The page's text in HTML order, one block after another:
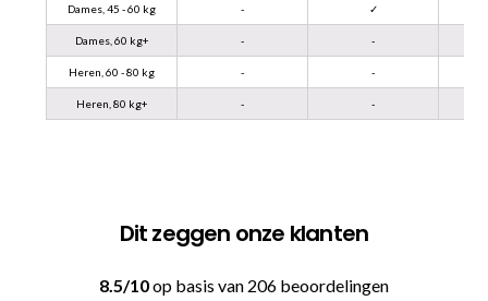
Dames, 45 - 60 kg - ✓
Dames, 60 kg+ - -
Heren, 60 - 80 kg - -
Heren, 80 kg+ - -
Dit zeggen onze klanten
8.5/10op basis van 206 beoordelingen